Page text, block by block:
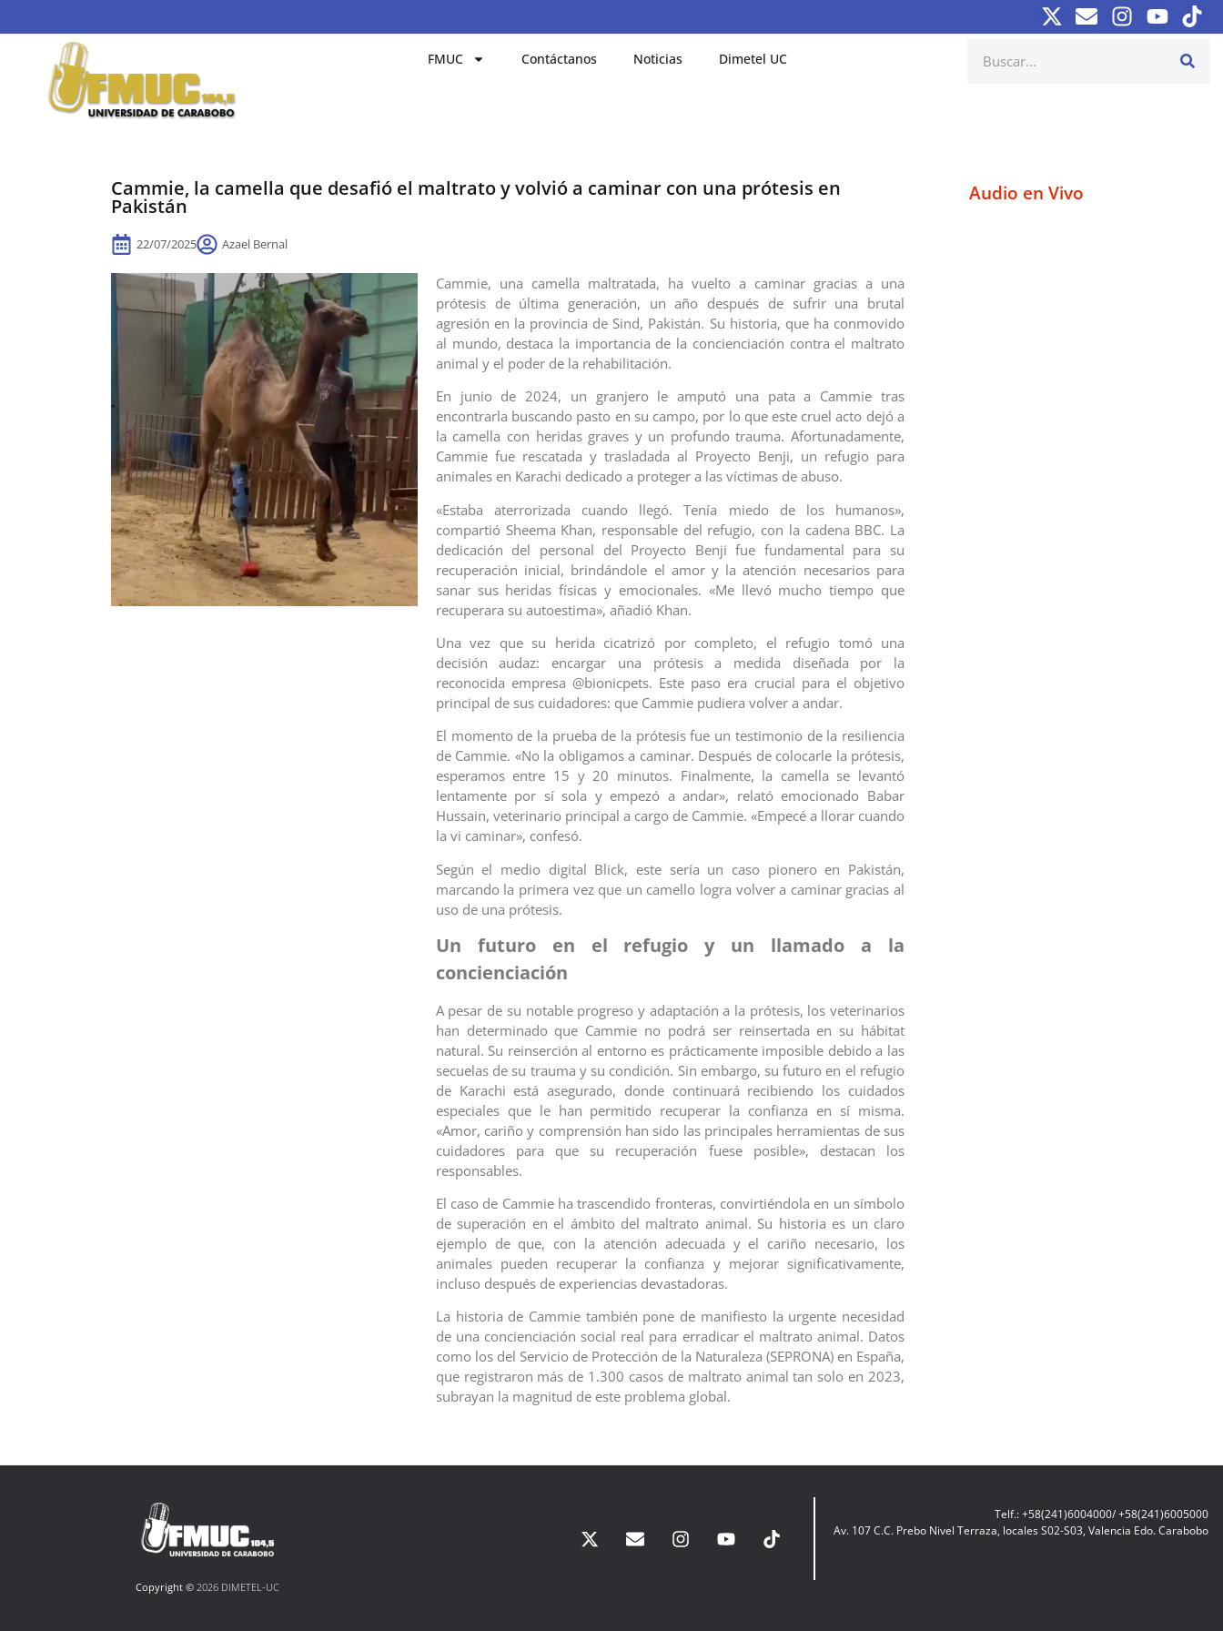
FMUC Contáctanos Noticias Dimetel UC
Cammie, la camella que desafió el maltrato y volvió a caminar con una prótesis en
Pakistán
22/07/2025 Azael Bernal
Cammie, una camella maltratada, ha vuelto a caminar gracias a una
prótesis de última generación, un año después de sufrir una brutal
agresión en la provincia de Sind, Pakistán. Su historia, que ha conmovido
al mundo, destaca la importancia de la concienciación contra el maltrato
animal y el poder de la rehabilitación.
En junio de 2024, un granjero le amputó una pata a Cammie tras
encontrarla buscando pasto en su campo, por lo que este cruel acto dejó a
la camella con heridas graves y un profundo trauma. Afortunadamente,
Cammie fue rescatada y trasladada al Proyecto Benji, un refugio para
animales en Karachi dedicado a proteger a las víctimas de abuso.
«Estaba aterrorizada cuando llegó. Tenía miedo de los humanos»,
compartió Sheema Khan, responsable del refugio, con la cadena BBC. La
dedicación del personal del Proyecto Benji fue fundamental para su
recuperación inicial, brindándole el amor y la atención necesarios para
sanar sus heridas físicas y emocionales. «Me llevó mucho tiempo que
recuperara su autoestima», añadió Khan.
Una vez que su herida cicatrizó por completo, el refugio tomó una
decisión audaz: encargar una prótesis a medida diseñada por la
reconocida empresa @bionicpets. Este paso era crucial para el objetivo
principal de sus cuidadores: que Cammie pudiera volver a andar.
El momento de la prueba de la prótesis fue un testimonio de la resiliencia
de Cammie. «No la obligamos a caminar. Después de colocarle la prótesis,
esperamos entre 15 y 20 minutos. Finalmente, la camella se levantó
lentamente por sí sola y empezó a andar», relató emocionado Babar
Hussain, veterinario principal a cargo de Cammie. «Empecé a llorar cuando
la vi caminar», confesó.
Según el medio digital Blick, este sería un caso pionero en Pakistán,
marcando la primera vez que un camello logra volver a caminar gracias al
uso de una prótesis.
Un futuro en el refugio y un llamado a la
concienciación
A pesar de su notable progreso y adaptación a la prótesis, los veterinarios
han determinado que Cammie no podrá ser reinsertada en su hábitat
natural. Su reinserción al entorno es prácticamente imposible debido a las
secuelas de su trauma y su condición. Sin embargo, su futuro en el refugio
de Karachi está asegurado, donde continuará recibiendo los cuidados
especiales que le han permitido recuperar la confianza en sí misma.
«Amor, cariño y comprensión han sido las principales herramientas de sus
cuidadores para que su recuperación fuese posible», destacan los
responsables.
El caso de Cammie ha trascendido fronteras, convirtiéndola en un símbolo
de superación en el ámbito del maltrato animal. Su historia es un claro
ejemplo de que, con la atención adecuada y el cariño necesario, los
animales pueden recuperar la confianza y mejorar significativamente,
incluso después de experiencias devastadoras.
La historia de Cammie también pone de manifiesto la urgente necesidad
de una concienciación social real para erradicar el maltrato animal. Datos
como los del Servicio de Protección de la Naturaleza (SEPRONA) en España,
que registraron más de 1.300 casos de maltrato animal tan solo en 2023,
subrayan la magnitud de este problema global.
Audio en Vivo
Copyright ©2026 DIMETEL-UC
Telf.: +58(241)6004000/ +58(241)6005000
Av. 107 C.C. Prebo Nivel Terraza, locales S02-S03, Valencia Edo. Carabobo